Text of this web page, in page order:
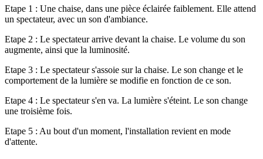
Etape 1 : Une chaise, dans une pièce éclairée faiblement. Elle attend
un spectateur, avec un son d'ambiance.
Etape 2 : Le spectateur arrive devant la chaise. Le volume du son
augmente, ainsi que la luminosité.
Etape 3 : Le spectateur s'assoie sur la chaise. Le son change et le
comportement de la lumière se modifie en fonction de ce son.
Etape 4 : Le spectateur s'en va. La lumière s'éteint. Le son change
une troisième fois.
Etape 5 : Au bout d'un moment, l'installation revient en mode
d'attente.